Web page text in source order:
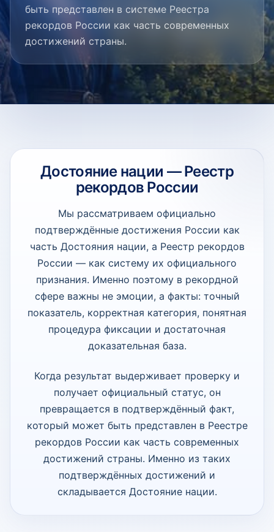
быть представлен в системе Реестра
рекордов России как часть современных
достижений страны.
Достояние нации — Реестр
рекордов России
Мы рассматриваем официально
подтверждённые достижения России как
часть Достояния нации, а Реестр рекордов
России — как систему их официального
признания. Именно поэтому в рекордной
сфере важны не эмоции, а факты: точный
показатель, корректная категория, понятная
процедура фиксации и достаточная
доказательная база.
Когда результат выдерживает проверку и
получает официальный статус, он
превращается в подтверждённый факт,
который может быть представлен в Реестре
рекордов России как часть современных
достижений страны. Именно из таких
подтверждённых достижений и
складывается Достояние нации.